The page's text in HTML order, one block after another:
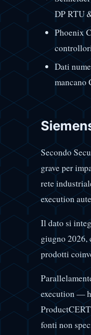
DP RTU
Phoenix
Dati
mancano
Secondo
grave per
rete
execution
Il dato si
giugno 2026,
prodotti
execution —
fonti non